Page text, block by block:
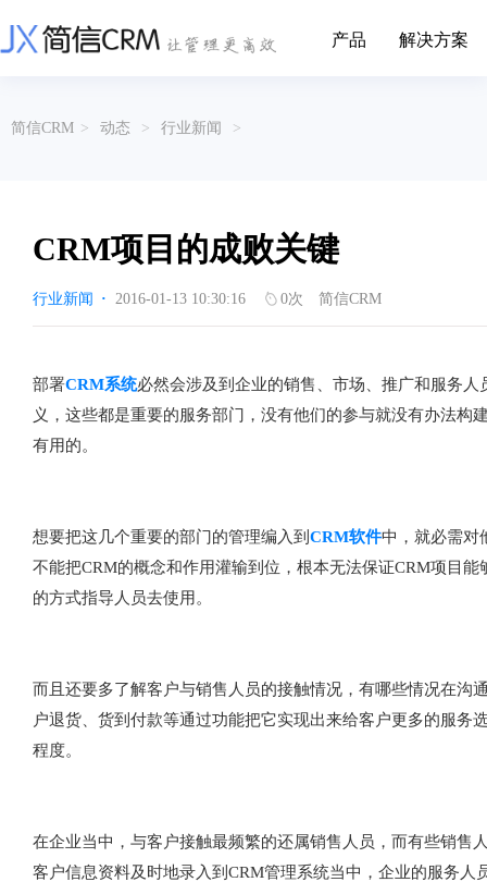
产品
营销云
从营销获客到商机转化的全流程管理
渠道云
融合分公司、经销商、总部伙伴管理
涵盖多种售前/后服务元素功能和接入
涵盖多种售前/后服务元素功能和接入
解决方案
挖现有客户价值以及开发更多新...
传媒企业自身由于数字化传媒的发
展，对其内部控制建设和完善也是...
进装修行业往
互联网等相关信息技术的发展是支撑
互联网金融模式发展的基石，给...
通过数字化方
享受个性化的
帮助文档
以CRM产品为基础的功能点
关于简信
免责声明
简信CRM > 动态 > 行业新闻 >
CRM项目的成败关键
行业新闻 · 2016-01-13 10:30:16 0次 简信CRM
部署CRM系统必然会涉及到企业的销售、市场、推广和服务
义，这些都是重要的服务部门，没有他们的参与就没有办法
有用的。
想要把这几个重要的部门的管理编入到 CRM软件中，就必需对
不能把CRM的概念和作用灌输到位，根本无法保证CRM项目
的方式指导人员去使用。
而且还要多了解客户与销售人员的接触情况，有哪些情况在沟
户退货、货到付款等通过功能把它实现出来给客户更多的服
程度。
在企业当中，与客户接触最频繁的还属销售人员，而有些销售
客户信息资料及时地录入到CRM管理系统当中，企业的服务